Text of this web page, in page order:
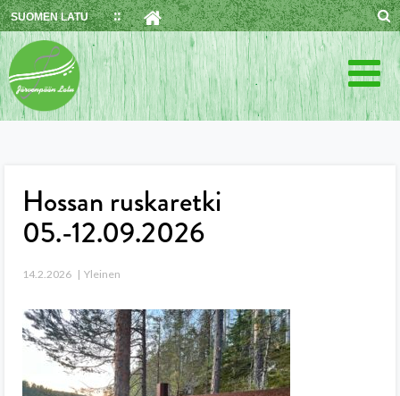
Skip
to
content
SUOMEN LATU
Hossan ruskaretki
05.-12.09.2026
14.2.2026 Yleinen